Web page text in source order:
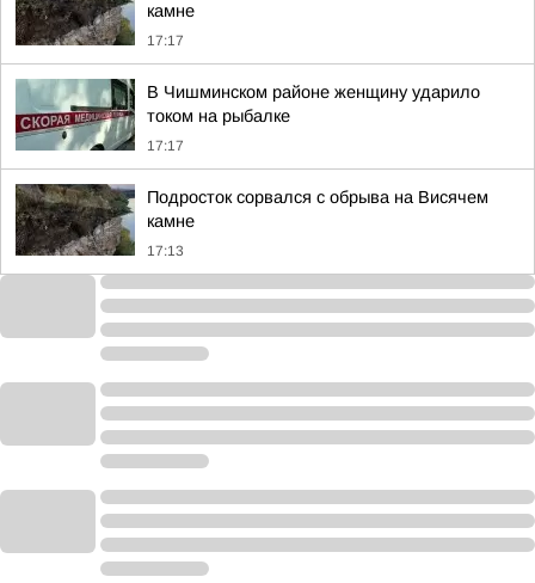
камне
17:17
В Чишминском районе женщину ударило
током на рыбалке
17:17
Подросток сорвался с обрыва на Висячем
камне
17:13